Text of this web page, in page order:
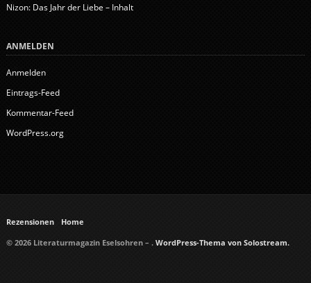
Nizon: Das Jahr der Liebe – Inhalt
ANMELDEN
Anmelden
Eintrags-Feed
Kommentar-Feed
WordPress.org
Rezensionen Home
© 2026 Literaturmagazin Eselsohren – . WordPress-Thema von Solostream.